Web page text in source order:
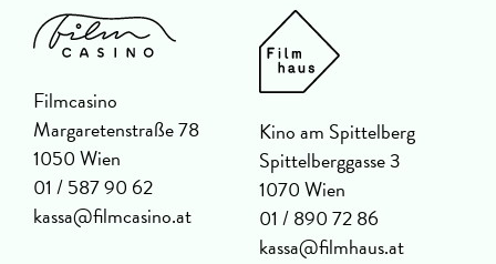
Filmcasino
Margaretenstraße 78
1050 Wien
01 / 587 90 62
kassa@filmcasino.at
Kino am Spittelberg
Spittelberggasse 3
1070 Wien
01 / 890 72 86
kassa@filmhaus.at